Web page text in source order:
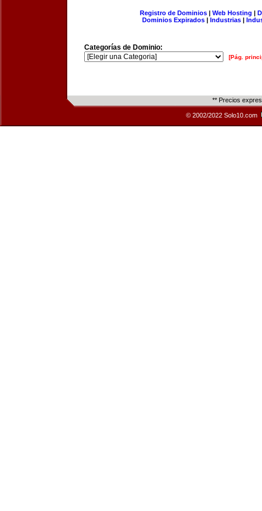
Registro de Dominios| Web Hosting |
Dominios Expirados | Industrias |
Categorías de Dominio:
[Pág.
** Precios
© 2002/2022 Solo10.com